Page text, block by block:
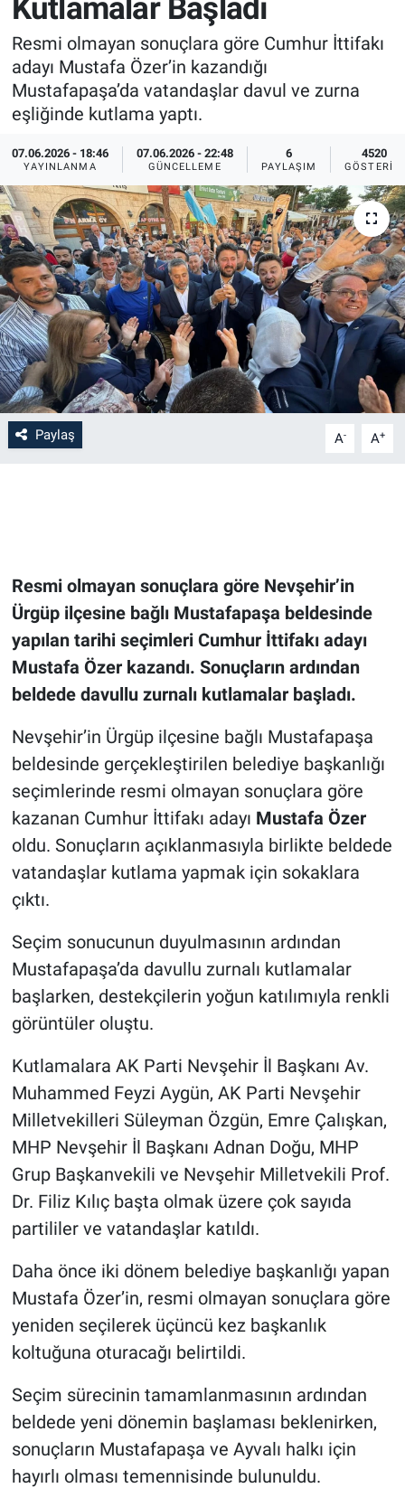
Kutlamalar Başladı
Resmi olmayan sonuçlara göre Cumhur İttifakı
adayı Mustafa Özer’in kazandığı
Mustafapaşa’da vatandaşlar davul ve zurna
eşliğinde kutlama yaptı.
07.06.2026 - 18:46
YAYINLANMA
07.06.2026 - 22:48
GÜNCELLEME
6
PAYLAŞIM
4520
GÖSTERIM
Paylaş A- A+
Resmi olmayan sonuçlara göre Nevşehir’in
Ürgüp ilçesine bağlı Mustafapaşa beldesinde
yapılan tarihi seçimleri Cumhur İttifakı adayı
Mustafa Özer kazandı. Sonuçların ardından
beldede davullu zurnalı kutlamalar başladı.
Nevşehir’in Ürgüp ilçesine bağlı Mustafapaşa
beldesinde gerçekleştirilen belediye başkanlığı
seçimlerinde resmi olmayan sonuçlara göre
kazanan Cumhur İttifakı adayı Mustafa Özer
oldu. Sonuçların açıklanmasıyla birlikte beldede
vatandaşlar kutlama yapmak için sokaklara
çıktı.
Seçim sonucunun duyulmasının ardından
Mustafapaşa’da davullu zurnalı kutlamalar
başlarken, destekçilerin yoğun katılımıyla renkli
görüntüler oluştu.
Kutlamalara AK Parti Nevşehir İl Başkanı Av.
Muhammed Feyzi Aygün, AK Parti Nevşehir
Milletvekilleri Süleyman Özgün, Emre Çalışkan,
MHP Nevşehir İl Başkanı Adnan Doğu, MHP
Grup Başkanvekili ve Nevşehir Milletvekili Prof.
Dr. Filiz Kılıç başta olmak üzere çok sayıda
partililer ve vatandaşlar katıldı.
Daha önce iki dönem belediye başkanlığı yapan
Mustafa Özer’in, resmi olmayan sonuçlara göre
yeniden seçilerek üçüncü kez başkanlık
koltuğuna oturacağı belirtildi.
Seçim sürecinin tamamlanmasının ardından
beldede yeni dönemin başlaması beklenirken,
sonuçların Mustafapaşa ve Ayvalı halkı için
hayırlı olması temennisinde bulunuldu.
Sağlık
Yerel
Genel
Asayiş
İlan - Duyuru- Mesaj
Türkiye Gündemi
Sizden Gelenler
Yaşam
Sağlık
Eğitim
Kültür
3.Sayfa
Medya
Bilim-Tek
Kayseri
Niğde
Aksaray
Yerel
Genel
Asayiş
Kültür - Sanat
Politika
Magazin
Haberde İnsan
İlan - Duyuru- Mesaj
Türkiye Gündemi
Sizden Gelenler